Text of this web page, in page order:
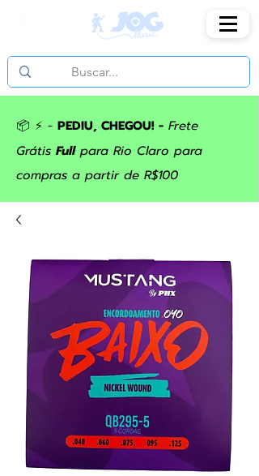
📦 ⚡ - PEDIU, CHEGOU! - Frete
Grátis Fullpara Rio Claro para
compras a partir de R$100